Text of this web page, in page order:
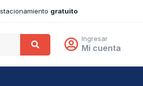
gratuito
Ingresar
Mi cuenta